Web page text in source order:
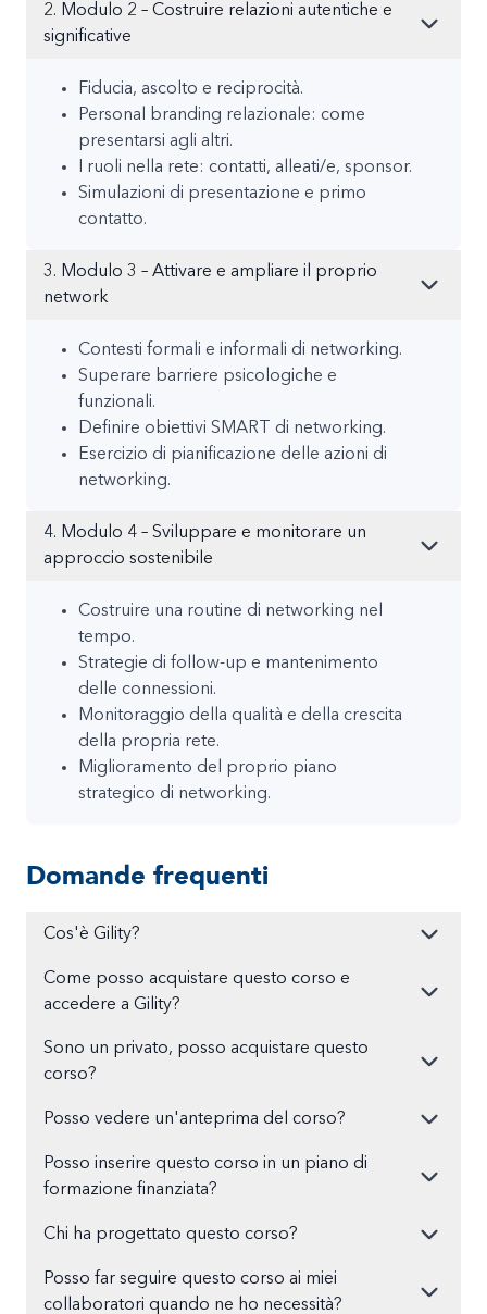
2. Modulo 2 – Costruire relazioni autentiche e
significative
Fiducia, ascolto e reciprocità.
Personal branding relazionale: come
presentarsi agli altri.
I ruoli nella rete: contatti, alleati/e, sponsor.
Simulazioni di presentazione e primo
contatto.
3. Modulo 3 – Attivare e ampliare il proprio
network
Contesti formali e informali di networking.
Superare barriere psicologiche e
funzionali.
Definire obiettivi SMART di networking.
Esercizio di pianificazione delle azioni di
networking.
4. Modulo 4 – Sviluppare e monitorare un
approccio sostenibile
Costruire una routine di networking nel
tempo.
Strategie di follow-up e mantenimento
delle connessioni.
Monitoraggio della qualità e della crescita
della propria rete.
Miglioramento del proprio piano
strategico di networking.
Domande frequenti
Cos'è Gility?
Come posso acquistare questo corso e
accedere a Gility?
Sono un privato, posso acquistare questo
corso?
Posso vedere un'anteprima del corso?
Posso inserire questo corso in un piano di
formazione finanziata?
Chi ha progettato questo corso?
Posso far seguire questo corso ai miei
collaboratori quando ne ho necessità?